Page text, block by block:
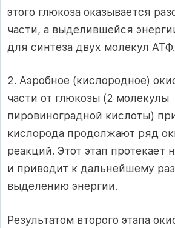
этого глюкоза оказывается
части, а выделившейся
для синтеза двух молекул АТФ.
2. Аэробное (кислородное)
части от глюкозы (2 молекулы
пировиноградной кислоты)
кислорода продолжают ряд
реакций. Этот этап протекает
и приводит к дальнейшему
выделению энергии.
Результатом второго этапа